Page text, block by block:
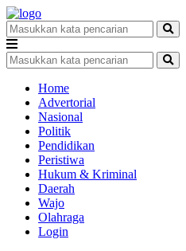
Home
Advertorial
Nasional
Politik
Pendidikan
Peristiwa
Hukum & Kriminal
Daerah
Wajo
Olahraga
Login